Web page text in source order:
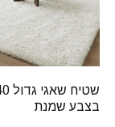
בצבע שמנת